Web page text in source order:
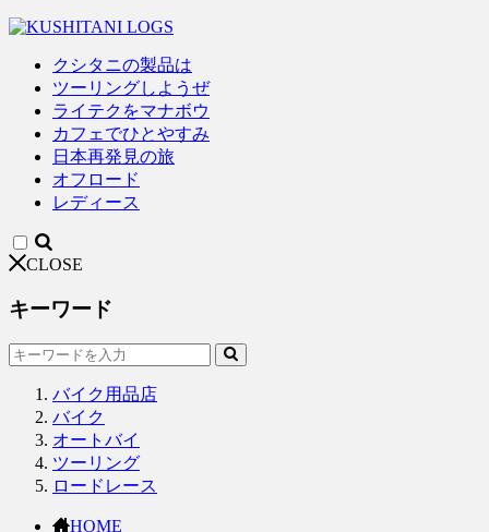
クシタニの製品は
ツーリングしようぜ
ライテクをマナボウ
カフェでひとやすみ
日本再発見の旅
オフロード
レディース
CLOSE
キーワード
バイク用品店
バイク
オートバイ
ツーリング
ロードレース
HOME